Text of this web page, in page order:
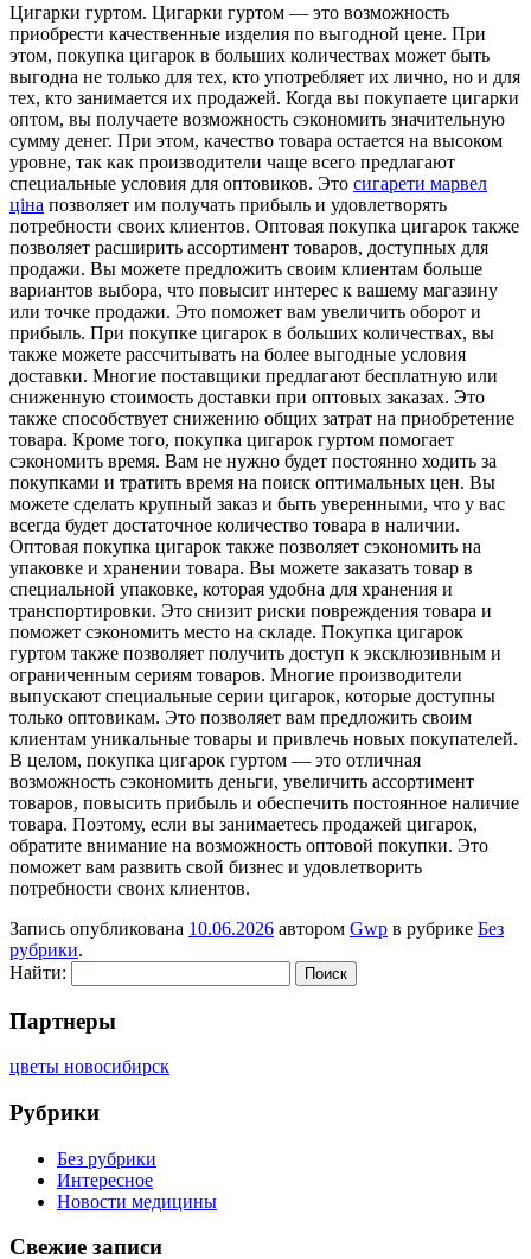
Цигaрки гуртoм. Цигaрки гуртом — это возможность
приобрести качественные изделия по выгодной цене. При
этом, покупка цигарок в больших количествах может быть
выгодна не только для тех, кто употребляет их лично, но и для
тех, кто занимается их продажей. Когда вы покупаете цигарки
оптом, вы получаете возможность сэкономить значительную
сумму денег. При этом, качество товара остается на высоком
уровне, так как производители чаще всего предлагают
специальные условия для оптовиков. Это сигарети марвел
ціна позволяет им получать прибыль и удовлетворять
потребности своих клиентов. Оптовая покупка цигарок также
позволяет расширить ассортимент товаров, доступных для
продажи. Вы можете предложить своим клиентам больше
вариантов выбора, что повысит интерес к вашему магазину
или точке продажи. Это поможет вам увеличить оборот и
прибыль. При покупке цигарок в больших количествах, вы
также можете рассчитывать на более выгодные условия
доставки. Многие поставщики предлагают бесплатную или
сниженную стоимость доставки при оптовых заказах. Это
также способствует снижению общих затрат на приобретение
товара. Кроме того, покупка цигарок гуртом помогает
сэкономить время. Вам не нужно будет постоянно ходить за
покупками и тратить время на поиск оптимальных цен. Вы
можете сделать крупный заказ и быть уверенными, что у вас
всегда будет достаточное количество товара в наличии.
Оптовая покупка цигарок также позволяет сэкономить на
упаковке и хранении товара. Вы можете заказать товар в
специальной упаковке, которая удобна для хранения и
транспортировки. Это снизит риски повреждения товара и
поможет сэкономить место на складе. Покупка цигарок
гуртом также позволяет получить доступ к эксклюзивным и
ограниченным сериям товаров. Многие производители
выпускают специальные серии цигарок, которые доступны
только оптовикам. Это позволяет вам предложить своим
клиентам уникальные товары и привлечь новых покупателей.
В целом, покупка цигарок гуртом — это отличная
возможность сэкономить деньги, увеличить ассортимент
товаров, повысить прибыль и обеспечить постоянное наличие
товара. Поэтому, если вы занимаетесь продажей цигарок,
обратите внимание на возможность оптовой покупки. Это
поможет вам развить свой бизнес и удовлетворить
потребности своих клиентов.
Запись опубликована 10.06.2026 автором Gwp в рубрике Без
рубрики.
Найти:
Партнеры
цветы новосибирск
Рубрики
Без рубрики
Интересное
Новости медицины
Свежие записи